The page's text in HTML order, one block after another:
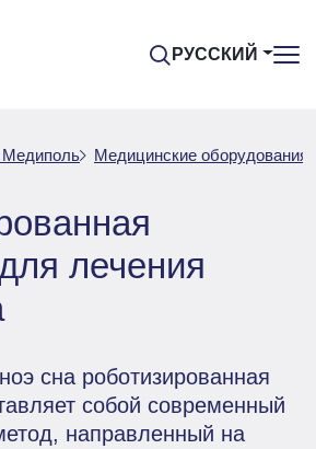
РУССКИЙ
Медиполь Медицинские оборудования
лечения
сна роботизированная
собой современный
направленный на